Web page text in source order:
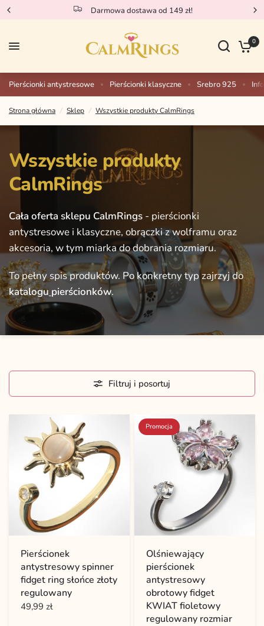
Sprawdź nasze nowości!
0
Pierścionki antystresowe Pierścionki klasyczne Srebro 925
Strona główna / Sklep / Wszystkie produkty CalmRings
Wszystkie produkty
CalmRings
Cała oferta sklepu CalmRings - pierścionki
antystresowe i klasyczne, obrączkizwolframu oraz
akcesoria, wtym miarkadodobrania rozmiaru.
Topełnyspisproduktów. Pokonkretnytyp zajrzyjdo
katalogu pierścionków.
Filtruj i posortuj
Pierścionek
antystresowy spinner
fidget ring słońce złoty
regulowany
49,99 zł
Promocja
Olśniewający
pierścionek
antystresowy
obrotowy fidget
KWIAT fioletowy
regulowany rozmiar